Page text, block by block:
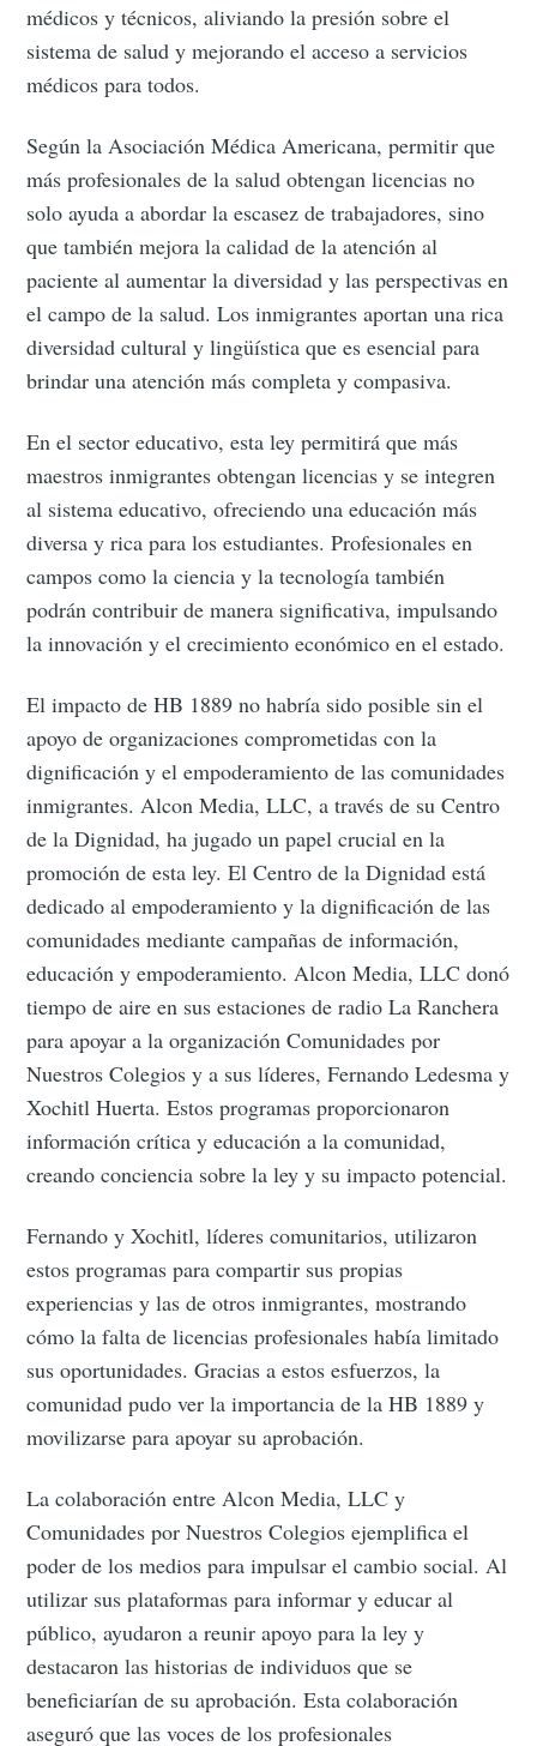
médicos y técnicos, aliviando la presión sobre el
sistema de salud y mejorando el acceso a servicios
médicos para todos.
Según la Asociación Médica Americana, permitir que
más profesionales de la salud obtengan licencias no
solo ayuda a abordar la escasez de trabajadores, sino
que también mejora la calidad de la atención al
paciente al aumentar la diversidad y las perspectivas en
el campo de la salud. Los inmigrantes aportan una rica
diversidad cultural y lingüística que es esencial para
brindar una atención más completa y compasiva.
En el sector educativo, esta ley permitirá que más
maestros inmigrantes obtengan licencias y se integren
al sistema educativo, ofreciendo una educación más
diversa y rica para los estudiantes. Profesionales en
campos como la ciencia y la tecnología también
podrán contribuir de manera significativa, impulsando
la innovación y el crecimiento económico en el estado.
El impacto de HB 1889 no habría sido posible sin el
apoyo de organizaciones comprometidas con la
dignificación y el empoderamiento de las comunidades
inmigrantes. Alcon Media, LLC, a través de su Centro
de la Dignidad, ha jugado un papel crucial en la
promoción de esta ley. El Centro de la Dignidad está
dedicado al empoderamiento y la dignificación de las
comunidades mediante campañas de información,
educación y empoderamiento. Alcon Media, LLC donó
tiempo de aire en sus estaciones de radio La Ranchera
para apoyar a la organización Comunidades por
Nuestros Colegios y a sus líderes, Fernando Ledesma y
Xochitl Huerta. Estos programas proporcionaron
información crítica y educación a la comunidad,
creando conciencia sobre la ley y su impacto potencial.
Fernando y Xochitl, líderes comunitarios, utilizaron
estos programas para compartir sus propias
experiencias y las de otros inmigrantes, mostrando
cómo la falta de licencias profesionales había limitado
sus oportunidades. Gracias a estos esfuerzos, la
comunidad pudo ver la importancia de la HB 1889 y
movilizarse para apoyar su aprobación.
La colaboración entre Alcon Media, LLC y
Comunidades por Nuestros Colegios ejemplifica el
poder de los medios para impulsar el cambio social. Al
utilizar sus plataformas para informar y educar al
público, ayudaron a reunir apoyo para la ley y
destacaron las historias de individuos que se
beneficiarían de su aprobación. Esta colaboración
aseguró que las voces de los profesionales